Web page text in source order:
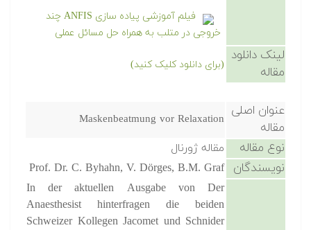
فیلم آموزشی پیاده سازی ANFIS چند
خروجی در متلب به همراه حل مسائل عملی
لینک دانلود
مقاله
(برای دانلود کلیک کنید)
عنوان اصلی
مقاله
Maskenbeatmung vor Relaxation
نوع مقاله مقاله ژورنال
نویسندگان Prof. Dr. C. Byhahn, V. Dörges, B.M. Graf
In der aktuellen Ausgabe von Der
Anaesthesist hinterfragen die beiden
Schweizer Kollegen Jacomet und Schnider